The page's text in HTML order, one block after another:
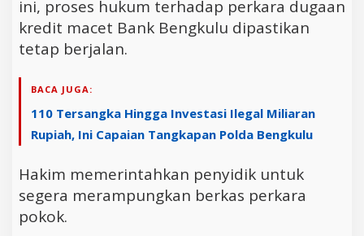
ini, proses hukum terhadap perkara dugaan
kredit macet Bank Bengkulu dipastikan
tetap berjalan.
BACA JUGA:
110 Tersangka Hingga Investasi Ilegal Miliaran
Rupiah, Ini Capaian Tangkapan Polda Bengkulu
Hakim memerintahkan penyidik untuk
segera merampungkan berkas perkara
pokok.